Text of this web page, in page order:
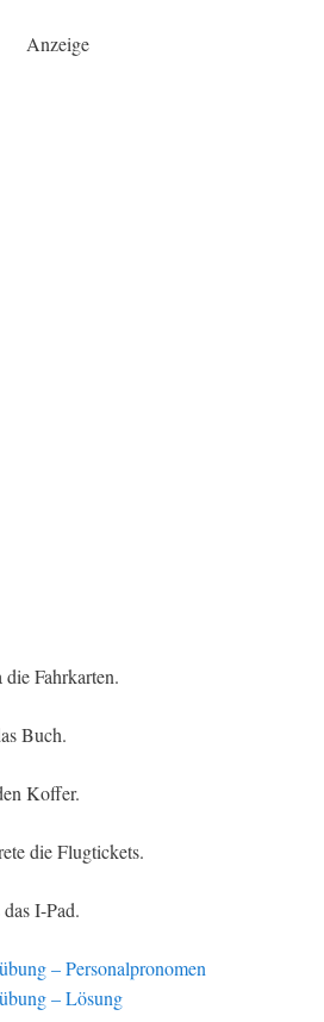
Anzeige
Fahrkarten.
Buch.
Koffer.
die Flugtickets.
I-Pad.
– Personalpronomen
– Lösung